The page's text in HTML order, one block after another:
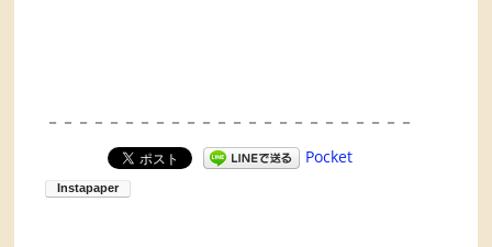
－－－－－－－－－－－－－－－－－－－－－－－－
Pocket